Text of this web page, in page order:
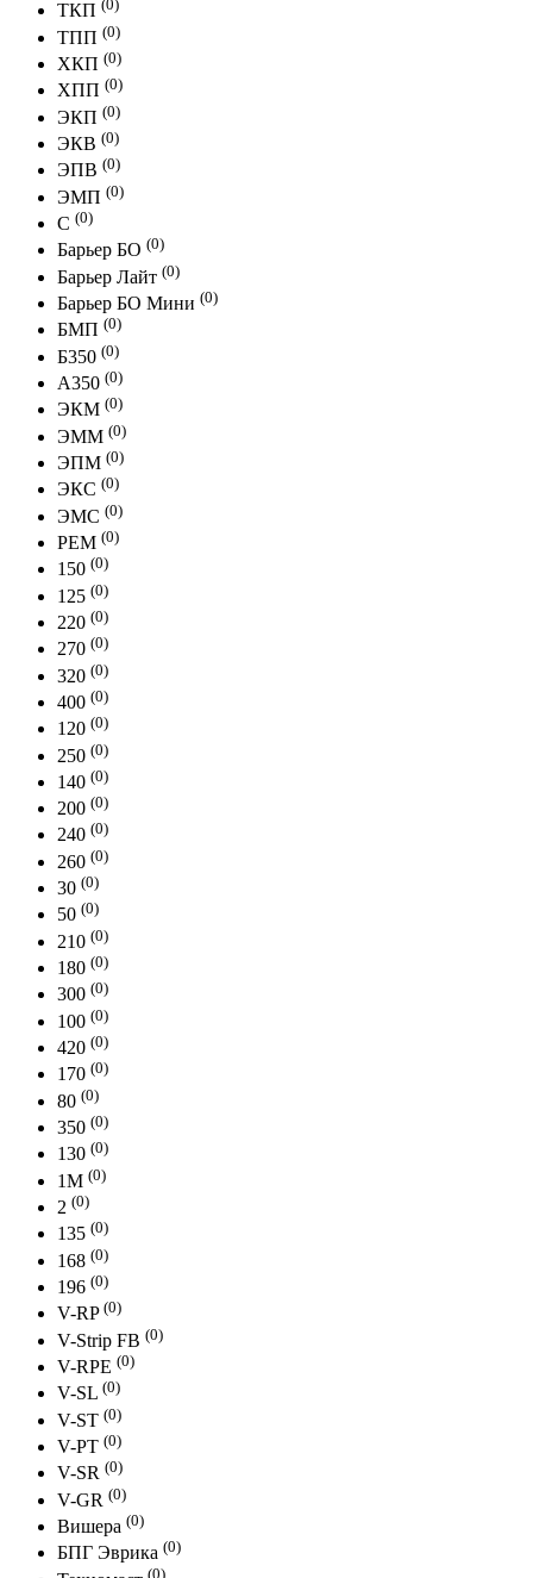
ТКП (0)
ТПП (0)
ХКП (0)
ХПП (0)
ЭКП (0)
ЭКВ (0)
ЭПВ (0)
ЭМП (0)
С (0)
Барьер БО (0)
Барьер Лайт (0)
Барьер БО Мини (0)
БМП (0)
Б350 (0)
А350 (0)
ЭКМ (0)
ЭММ (0)
ЭПМ (0)
ЭКС (0)
ЭМС (0)
РЕМ (0)
150 (0)
125 (0)
220 (0)
270 (0)
320 (0)
400 (0)
120 (0)
250 (0)
140 (0)
200 (0)
240 (0)
260 (0)
30 (0)
50 (0)
210 (0)
180 (0)
300 (0)
100 (0)
420 (0)
170 (0)
80 (0)
350 (0)
130 (0)
1М (0)
2 (0)
135 (0)
168 (0)
196 (0)
V-RP (0)
V-Strip FB (0)
V-RPE (0)
V-SL (0)
V-ST (0)
V-PT (0)
V-SR (0)
V-GR (0)
Вишера (0)
БПГ Эврика (0)
(0)